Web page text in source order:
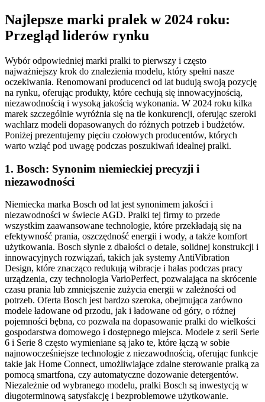
Najlepsze marki pralek w 2024 roku:
Przegląd liderów rynku
Wybór odpowiedniej marki pralki to pierwszy i często
najważniejszy krok do znalezienia modelu, który spełni nasze
oczekiwania. Renomowani producenci od lat budują swoją pozycję
na rynku, oferując produkty, które cechują się innowacyjnością,
niezawodnością i wysoką jakością wykonania. W 2024 roku kilka
marek szczególnie wyróżnia się na tle konkurencji, oferując szeroki
wachlarz modeli dopasowanych do różnych potrzeb i budżetów.
Poniżej prezentujemy pięciu czołowych producentów, których
warto wziąć pod uwagę podczas poszukiwań idealnej pralki.
1. Bosch: Synonim niemieckiej precyzji i
niezawodności
Niemiecka marka Bosch od lat jest synonimem jakości i
niezawodności w świecie AGD. Pralki tej firmy to przede
wszystkim zaawansowane technologie, które przekładają się na
efektywność prania, oszczędność energii i wody, a także komfort
użytkowania. Bosch słynie z dbałości o detale, solidnej konstrukcji i
innowacyjnych rozwiązań, takich jak systemy AntiVibration
Design, które znacząco redukują wibracje i hałas podczas pracy
urządzenia, czy technologia VarioPerfect, pozwalająca na skrócenie
czasu prania lub zmniejszenie zużycia energii w zależności od
potrzeb. Oferta Bosch jest bardzo szeroka, obejmująca zarówno
modele ładowane od przodu, jak i ładowane od góry, o różnej
pojemności bębna, co pozwala na dopasowanie pralki do wielkości
gospodarstwa domowego i dostępnego miejsca. Modele z serii Serie
6 i Serie 8 często wymieniane są jako te, które łączą w sobie
najnowocześniejsze technologie z niezawodnością, oferując funkcje
takie jak Home Connect, umożliwiające zdalne sterowanie pralką za
pomocą smartfona, czy automatyczne dozowanie detergentów.
Niezależnie od wybranego modelu, pralki Bosch są inwestycją w
długoterminową satysfakcję i bezproblemowe użytkowanie.